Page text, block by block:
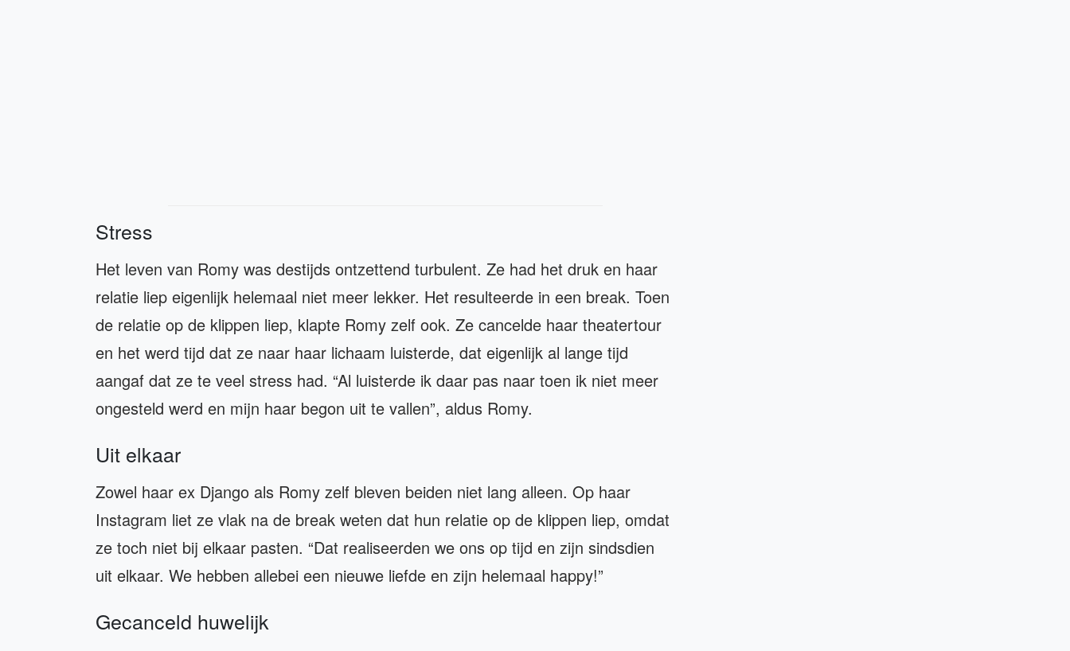
Stress
Het leven van Romy was destijds ontzettend turbulent. Ze had het druk en haar
relatie liep eigenlijk helemaal niet meer lekker. Het resulteerde in een break. Toen
de relatie op de klippen liep, klapte Romy zelf ook. Ze cancelde haar theatertour
en het werd tijd dat ze naar haar lichaam luisterde, dat eigenlijk al lange tijd
aangaf dat ze te veel stress had. “Al luisterde ik daar pas naar toen ik niet meer
ongesteld werd en mijn haar begon uit te vallen”, aldus Romy.
Uit elkaar
Zowel haar ex Django als Romy zelf bleven beiden niet lang alleen. Op haar
Instagram liet ze vlak na de break weten dat hun relatie op de klippen liep, omdat
ze toch niet bij elkaar pasten. “Dat realiseerden we ons op tijd en zijn sindsdien
uit elkaar. We hebben allebei een nieuwe liefde en zijn helemaal happy!”
Gecanceld huwelijk